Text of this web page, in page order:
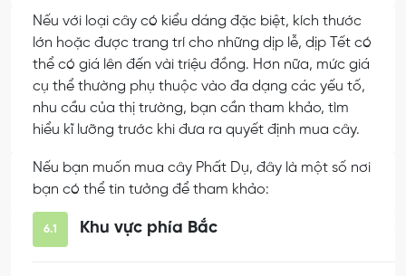
Nếu với loại cây có kiểu dáng đặc biệt, kích thước
lớn hoặc được trang trí cho những dịp lễ, dịp Tết có
thể có giá lên đến vài triệu đồng. Hơn nữa, mức giá
cụ thể thường phụ thuộc vào đa dạng các yếu tố,
nhu cầu của thị trường, bạn cần tham khảo, tìm
hiểu kĩ lưỡng trước khi đưa ra quyết định mua cây.
Nếu bạn muốn mua cây Phất Dụ, đây là một số nơi
bạn có thể tin tưởng để tham khảo:
6.1 Khu vực phía Bắc